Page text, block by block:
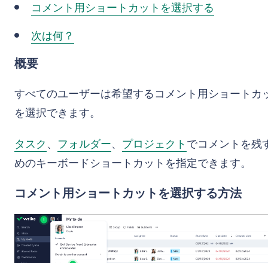
コメント用ショートカットを選択する
次は何？
概要
すべてのユーザーは希望するコメント用ショートカ
を選択できます。
タスク 、 フォルダー、 プロジェクト でコメントを残
めのキーボードショートカットを指定できます。
コメント用ショートカットを選択する方法